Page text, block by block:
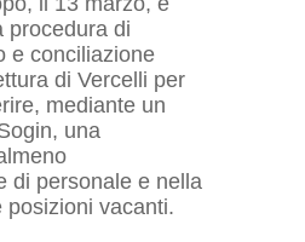
procedura di
e conciliazione
di Vercelli per
mediante un
una
di personale e nella
posizioni vacanti.